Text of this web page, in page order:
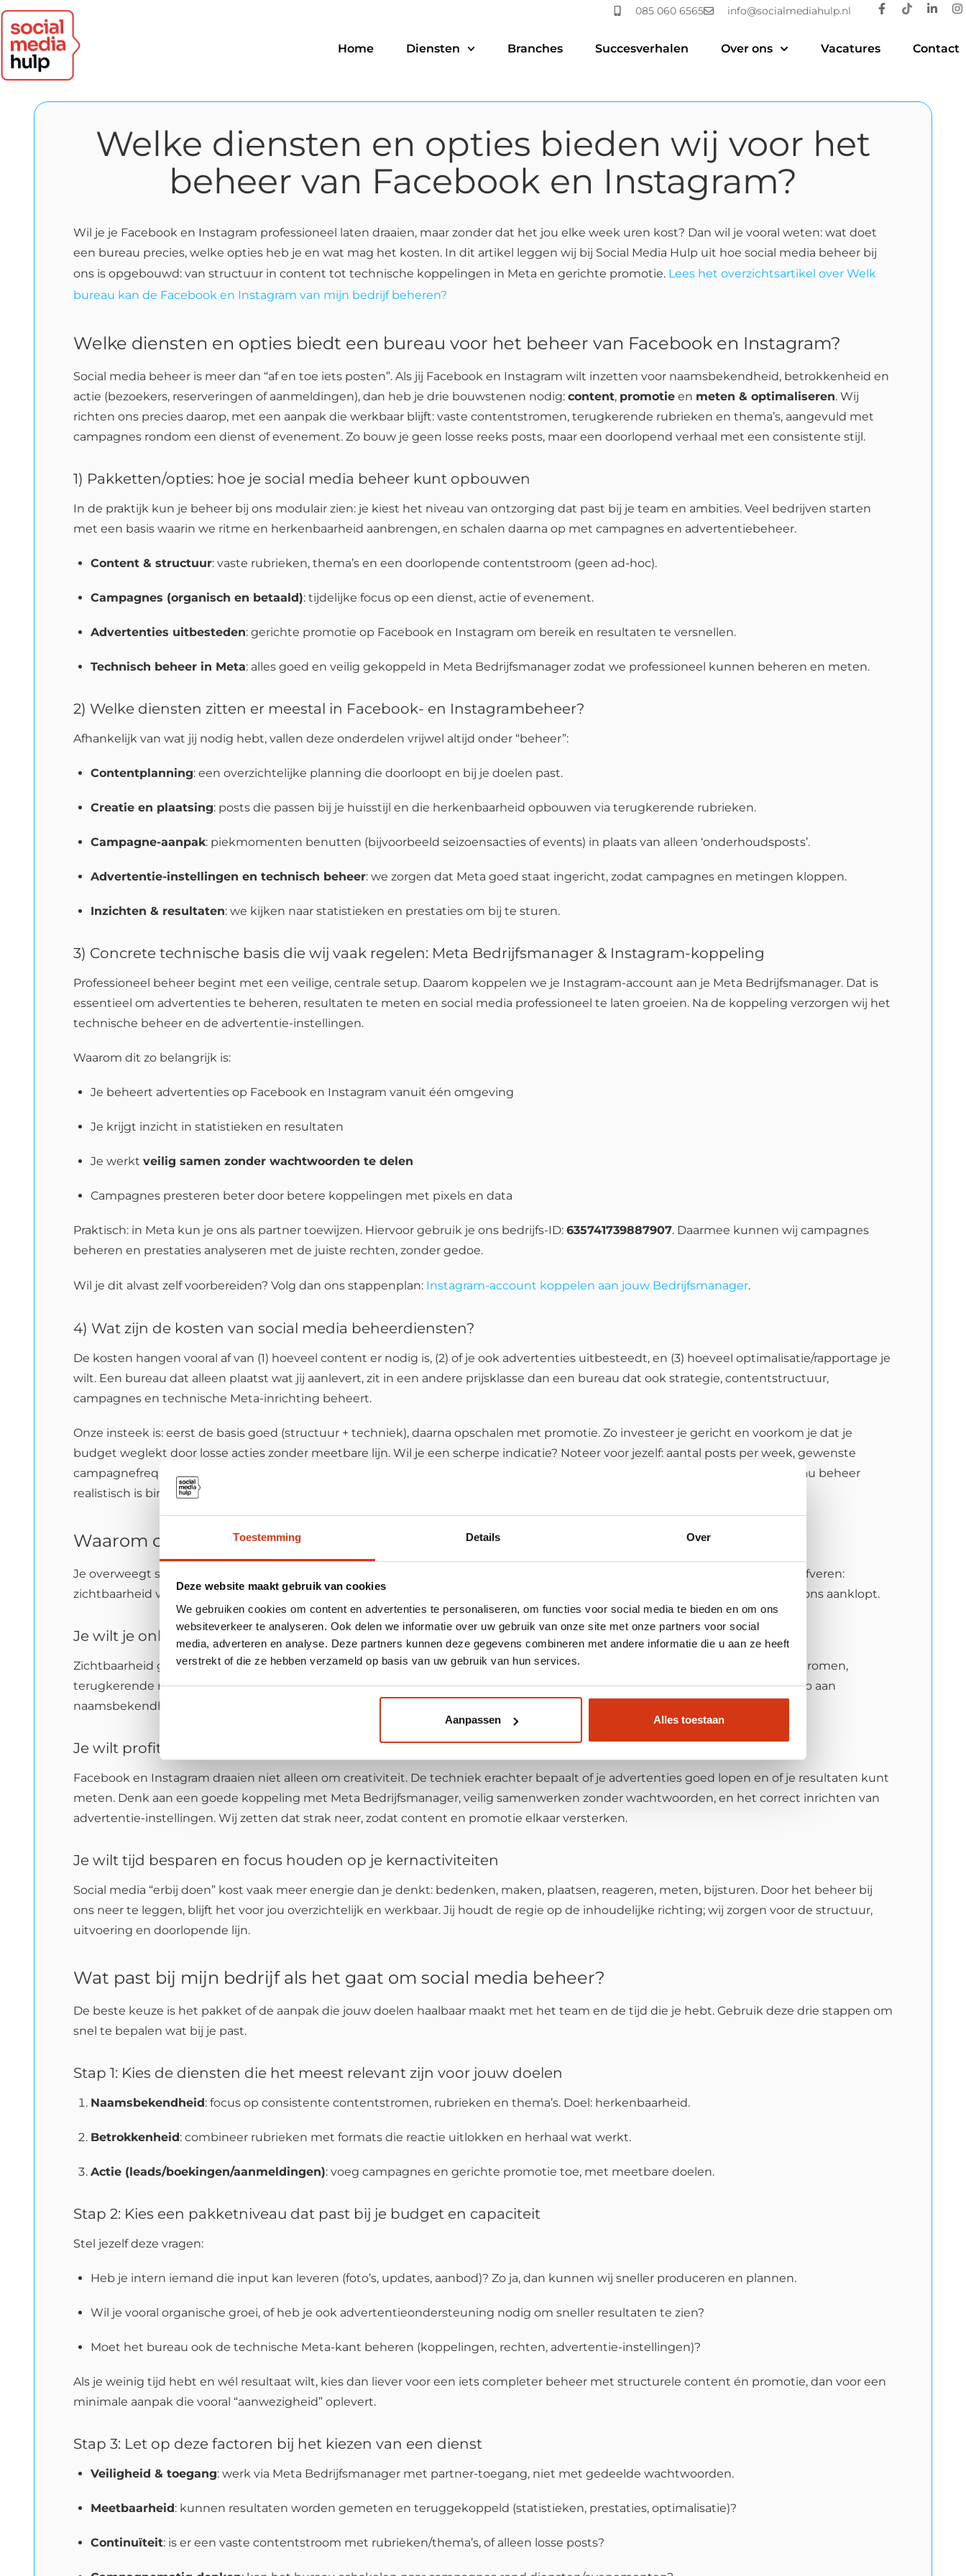
Toestemming Details Over
Deze website maakt gebruik van cookies
We gebruiken cookies om content en advertenties te personaliseren, om functies voor social media te bieden en om ons
websiteverkeer te analyseren. Ook delen we informatie over uw gebruik van onze site met onze partners voor social
media, adverteren en analyse. Deze partners kunnen deze gegevens combineren met andere informatie die u aan ze heeft
verstrekt of die ze hebben verzameld op basis van uw gebruik van hun services.
Aanpassen Alles toestaan
085 060 6565 info@socialmediahulp.nl
Home Diensten Branches Succesverhalen Over ons Vacatures Contact
Welke diensten en opties bieden wij voor het
beheer van Facebook en Instagram?
Wil je je Facebook en Instagram professioneel laten draaien, maar zonder dat het jou elke week uren kost? Dan wil je vooral weten: wat doet
een bureau precies, welke opties heb je en wat mag het kosten. In dit artikel leggen wij bij Social Media Hulp uit hoe social media beheer bij
ons is opgebouwd: van structuur in content tot technische koppelingen in Meta en gerichte promotie. Lees het overzichtsartikel over Welk
bureau kan de Facebook en Instagram van mijn bedrijf beheren?
Welke diensten en opties biedt een bureau voor het beheer van Facebook en Instagram?
Social media beheer is meer dan “af en toe iets posten”. Als jij Facebook en Instagram wilt inzetten voor naamsbekendheid, betrokkenheid en
actie (bezoekers, reserveringen of aanmeldingen), dan heb je drie bouwstenen nodig: content, promotie en meten & optimaliseren. Wij
richten ons precies daarop, met een aanpak die werkbaar blijft: vaste contentstromen, terugkerende rubrieken en thema’s, aangevuld met
campagnes rondom een dienst of evenement. Zo bouw je geen losse reeks posts, maar een doorlopend verhaal met een consistente stijl.
1) Pakketten/opties: hoe je social media beheer kunt opbouwen
In de praktijk kun je beheer bij ons modulair zien: je kiest het niveau van ontzorging dat past bij je team en ambities. Veel bedrijven starten
met een basis waarin we ritme en herkenbaarheid aanbrengen, en schalen daarna op met campagnes en advertentiebeheer.
Content & structuur: vaste rubrieken, thema’s en een doorlopende contentstroom (geen ad-hoc).
Campagnes (organisch en betaald): tijdelijke focus op een dienst, actie of evenement.
Advertenties uitbesteden: gerichte promotie op Facebook en Instagram om bereik en resultaten te versnellen.
Technisch beheer in Meta: alles goed en veilig gekoppeld in Meta Bedrijfsmanager zodat we professioneel kunnen beheren en meten.
2) Welke diensten zitten er meestal in Facebook- en Instagrambeheer?
Afhankelijk van wat jij nodig hebt, vallen deze onderdelen vrijwel altijd onder “beheer”:
Contentplanning: een overzichtelijke planning die doorloopt en bij je doelen past.
Creatie en plaatsing: posts die passen bij je huisstijl en die herkenbaarheid opbouwen via terugkerende rubrieken.
Campagne-aanpak: piekmomenten benutten (bijvoorbeeld seizoensacties of events) in plaats van alleen ‘onderhoudsposts’.
Advertentie-instellingen en technisch beheer: we zorgen dat Meta goed staat ingericht, zodat campagnes en metingen kloppen.
Inzichten & resultaten: we kijken naar statistieken en prestaties om bij te sturen.
3) Concrete technische basis die wij vaak regelen: Meta Bedrijfsmanager & Instagram-koppeling
Professioneel beheer begint met een veilige, centrale setup. Daarom koppelen we je Instagram-account aan je Meta Bedrijfsmanager. Dat is
essentieel om advertenties te beheren, resultaten te meten en social media professioneel te laten groeien. Na de koppeling verzorgen wij het
technische beheer en de advertentie-instellingen.
Waarom dit zo belangrijk is:
Je beheert advertenties op Facebook en Instagram vanuit één omgeving
Je krijgt inzicht in statistieken en resultaten
Je werkt veilig samen zonder wachtwoorden te delen
Campagnes presteren beter door betere koppelingen met pixels en data
Praktisch: in Meta kun je ons als partner toewijzen. Hiervoor gebruik je ons bedrijfs-ID: 635741739887907. Daarmee kunnen wij campagnes
beheren en prestaties analyseren met de juiste rechten, zonder gedoe.
Wil je dit alvast zelf voorbereiden? Volg dan ons stappenplan: Instagram-account koppelen aan jouw Bedrijfsmanager.
4) Wat zijn de kosten van social media beheerdiensten?
De kosten hangen vooral af van (1) hoeveel content er nodig is, (2) of je ook advertenties uitbesteedt, en (3) hoeveel optimalisatie/rapportage je
wilt. Een bureau dat alleen plaatst wat jij aanlevert, zit in een andere prijsklasse dan een bureau dat ook strategie, contentstructuur,
campagnes en technische Meta-inrichting beheert.
Onze insteek is: eerst de basis goed (structuur + techniek), daarna opschalen met promotie. Zo investeer je gericht en voorkom je dat je
budget weglekt door losse acties zonder meetbare lijn. Wil je een scherpe indicatie? Noteer voor jezelf: aantal posts per week, gewenste
campagnefrequentie en of je advertentiebudget (media spend) apart kunt reserveren. Dan kunnen wij snel bepalen welk niveau beheer
realistisch is binnen jouw budget.
Waarom overweeg ik om een bureau in te schakelen voor social media beheer?
Je overweegt social media uitbesteden omdat je iets wil bereiken, niet omdat je “meer posts” wilt. Meestal gaat het om drie drijfveren:
zichtbaarheid vergroten, expertise inzetten en tijd terugpakken. Dat herkennen wij bij vrijwel elke ondernemer of team dat bij ons aanklopt.
Je wilt je online zichtbaarheid vergroten (zonder willekeur)
Zichtbaarheid groeit het snelst als je consistent bent en een herkenbare stijl opbouwt. Daarom werken wij met vaste contentstromen,
terugkerende rubrieken en thema’s. Jij wordt dan niet afhankelijk van inspiratie op maandagmiddag, maar bouwt stap voor stap aan
naamsbekendheid. Met campagnes rond je diensten of events maak je die zichtbaarheid vervolgens concreet en activerend.
Je wilt profiteren van professionele expertise (strategie + techniek)
Facebook en Instagram draaien niet alleen om creativiteit. De techniek erachter bepaalt of je advertenties goed lopen en of je resultaten kunt
meten. Denk aan een goede koppeling met Meta Bedrijfsmanager, veilig samenwerken zonder wachtwoorden, en het correct inrichten van
advertentie-instellingen. Wij zetten dat strak neer, zodat content en promotie elkaar versterken.
Je wilt tijd besparen en focus houden op je kernactiviteiten
Social media “erbij doen” kost vaak meer energie dan je denkt: bedenken, maken, plaatsen, reageren, meten, bijsturen. Door het beheer bij
ons neer te leggen, blijft het voor jou overzichtelijk en werkbaar. Jij houdt de regie op de inhoudelijke richting; wij zorgen voor de structuur,
uitvoering en doorlopende lijn.
Wat past bij mijn bedrijf als het gaat om social media beheer?
De beste keuze is het pakket of de aanpak die jouw doelen haalbaar maakt met het team en de tijd die je hebt. Gebruik deze drie stappen om
snel te bepalen wat bij je past.
Stap 1: Kies de diensten die het meest relevant zijn voor jouw doelen
Naamsbekendheid: focus op consistente contentstromen, rubrieken en thema’s. Doel: herkenbaarheid.
Betrokkenheid: combineer rubrieken met formats die reactie uitlokken en herhaal wat werkt.
Actie (leads/boekingen/aanmeldingen): voeg campagnes en gerichte promotie toe, met meetbare doelen.
Stap 2: Kies een pakketniveau dat past bij je budget en capaciteit
Stel jezelf deze vragen:
Heb je intern iemand die input kan leveren (foto’s, updates, aanbod)? Zo ja, dan kunnen wij sneller produceren en plannen.
Wil je vooral organische groei, of heb je ook advertentieondersteuning nodig om sneller resultaten te zien?
Moet het bureau ook de technische Meta-kant beheren (koppelingen, rechten, advertentie-instellingen)?
Als je weinig tijd hebt en wél resultaat wilt, kies dan liever voor een iets completer beheer met structurele content én promotie, dan voor een
minimale aanpak die vooral “aanwezigheid” oplevert.
Stap 3: Let op deze factoren bij het kiezen van een dienst
Veiligheid & toegang: werk via Meta Bedrijfsmanager met partner-toegang, niet met gedeelde wachtwoorden.
Meetbaarheid: kunnen resultaten worden gemeten en teruggekoppeld (statistieken, prestaties, optimalisatie)?
Continuïteit: is er een vaste contentstroom met rubrieken/thema’s, of alleen losse posts?